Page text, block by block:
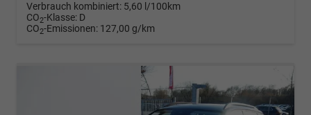
Verbrauch kombiniert: 5,60 l/100km
CO2-Klasse: D
CO2-Emissionen: 127,00 g/km